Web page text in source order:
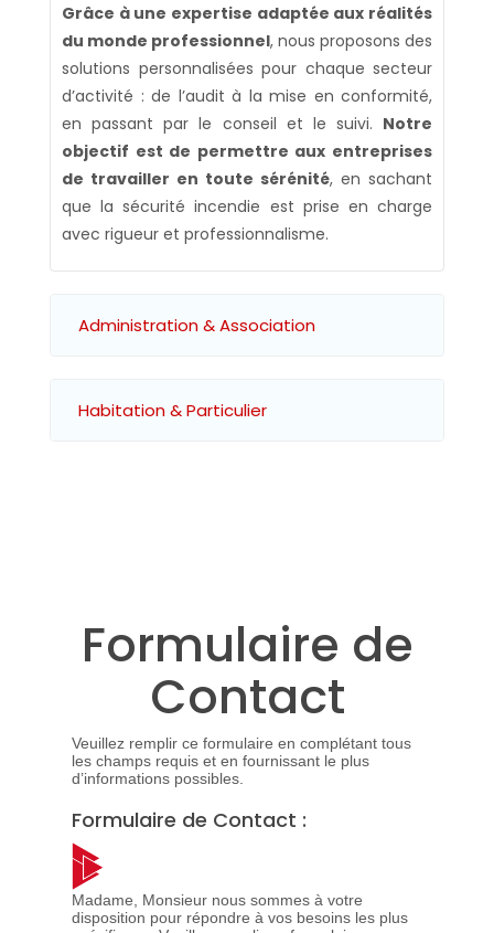
Grâce à une expertise adaptée aux réalités
du monde professionnel, nous proposons des
solutions personnalisées pour chaque secteur
d’activité : de l’audit à la mise en conformité,
en passant par le conseil et le suivi. Notre
objectif est de permettre aux entreprises
de travailler en toute sérénité, en sachant
que la sécurité incendie est prise en charge
avec rigueur et professionnalisme.
Administration & Association
Habitation & Particulier
Formulaire de
Contact
Veuillez remplir ce formulaire en complétant tous
les champs requis et en fournissant le plus
d’informations possibles.
Formulaire de Contact :
Madame, Monsieur nous sommes à votre
disposition pour répondre à vos besoins les plus